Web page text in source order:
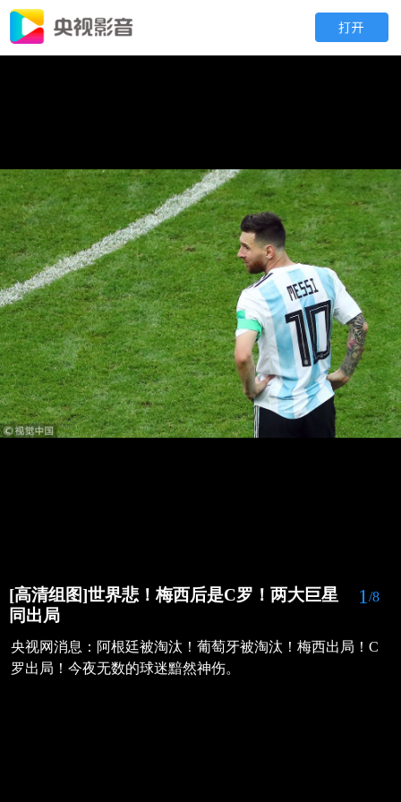
1/8
[高清组图]世界悲！梅西后是C罗！两大巨星
同出局
央视网消息：阿根廷被淘汰！葡萄牙被淘汰！梅西出局！C
罗出局！今夜无数的球迷黯然神伤。